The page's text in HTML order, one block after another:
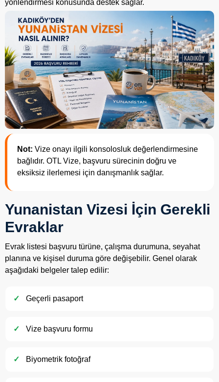
yönlendirmesi konusunda destek sağlar.
Not: Vize onayı ilgili konsolosluk değerlendirmesine
bağlıdır. OTL Vize, başvuru sürecinin doğru ve
eksiksiz ilerlemesi için danışmanlık sağlar.
Yunanistan Vizesi İçin Gerekli
Evraklar
Evrak listesi başvuru türüne, çalışma durumuna, seyahat
planına ve kişisel duruma göre değişebilir. Genel olarak
aşağıdaki belgeler talep edilir:
Geçerli pasaport
Vize başvuru formu
Biyometrik fotoğraf